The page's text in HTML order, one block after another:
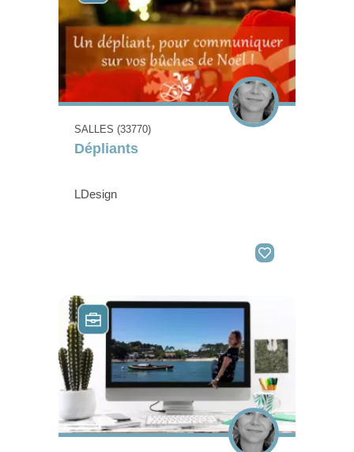
SALLES (33770)
Dépliants
LDesign